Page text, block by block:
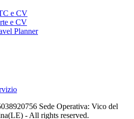
e CV
e CV
Planner
Sede Operativa: Vico del
- All rights reserved.